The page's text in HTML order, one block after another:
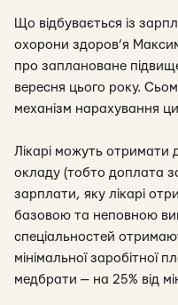
Що відбувається із
охорони здоров’я
про заплановане
вересня цього року.
механізм нарахування
Лікарі можуть отримати
окладу (тобто доплата
зарплати, яку лікарі
базовою та неповною
спеціальностей
мінімальної заробітної
медбрати — на 25% від